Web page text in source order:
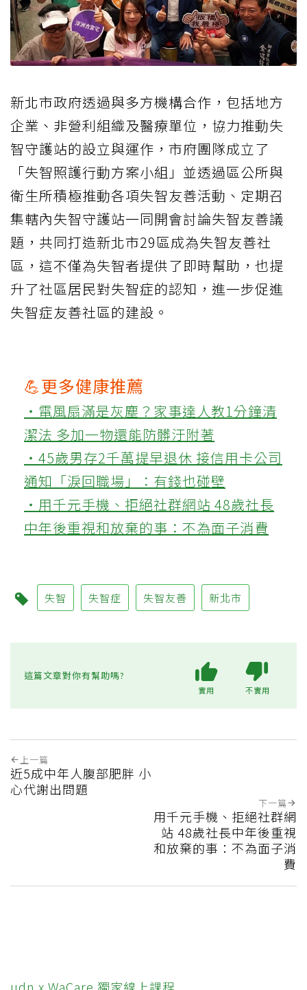
新北市政府透過與多方機構合作，包括地方
企業、非營利組織及醫療單位，協力推動失
智守護站的設立與運作，市府團隊成立了
「失智照護行動方案小組」並透過區公所與
衛生所積極推動各項失智友善活動、定期召
集轄內失智守護站一同開會討論失智友善議
題，共同打造新北市29區成為失智友善社
區，這不僅為失智者提供了即時幫助，也提
升了社區居民對失智症的認知，進一步促進
失智症友善社區的建設。
💪更多健康推薦
‧電風扇滿是灰塵？家事達人教1分鐘清
潔法 多加一物還能防髒汙附著
‧45歲男存2千萬提早退休 接信用卡公司
通知「淚回職場」：有錢也碰壁
‧用千元手機、拒絕社群網站 48歲社長
中年後重視和放棄的事：不為面子消費
失智 失智症 失智友善 新北市
這篇文章對你有幫助嗎?
實用 不實用
上一篇
近5成中年人腹部肥胖 小
心代謝出問題
下一篇
用千元手機、拒絕社群網
站 48歲社長中年後重視
和放棄的事：不為面子消
費